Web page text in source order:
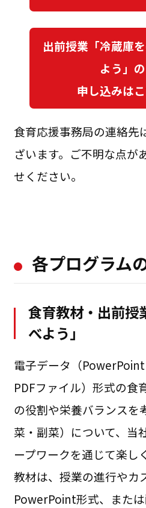
出前授業「冷蔵庫
よう」の
申し込みは
食育応援事務局の連絡先
ざいます。ご不明な点が
せください。
各プログラム
食育教材・出前授
べよう」
電子データ（
PDFファイル）形式の食
の役割や栄養バランスを
菜・副菜）について、当
ープワークを通じて楽し
教材は、授業の進行やカ
PowerPoint形式、また